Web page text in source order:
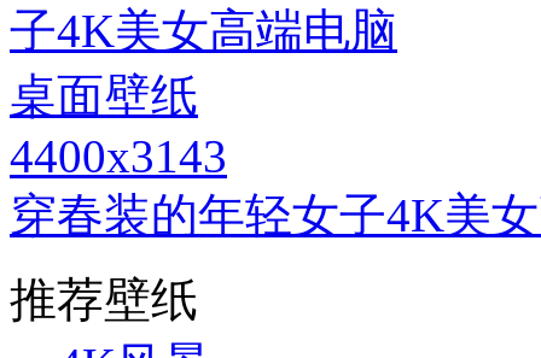
4400x3143
穿春装的年轻女子4K美
推荐壁纸